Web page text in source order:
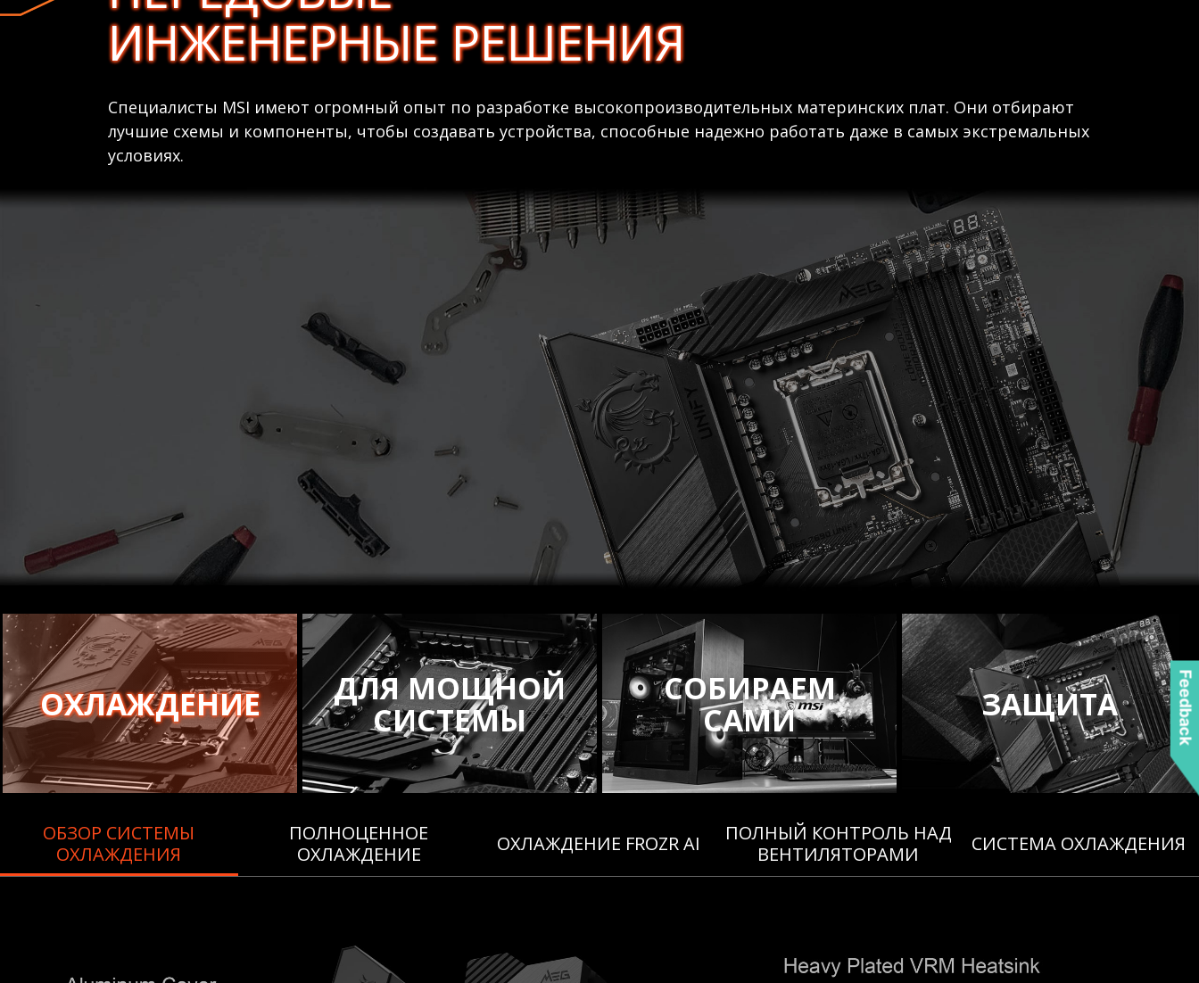
ИНЖЕНЕРНЫЕ РЕШЕНИЯ
Специалисты MSI имеют огромный опыт по разработке высокопроизводительных материнских плат. Они отбирают
лучшие схемы и компоненты, чтобы создавать устройства, способные надежно работать даже в самых экстремальных
условиях.
ОХЛАЖДЕНИЕ ДЛЯ МОЩНОЙ
СИСТЕМЫ
СОБИРАЕМ
САМИ ЗАЩИТА
ОБЗОР СИСТЕМЫ
ОХЛАЖДЕНИЯ
ПОЛНОЦЕННОЕ
ОХЛАЖДЕНИЕ
ОХЛАЖДЕНИЕ FROZR AI
ПОЛНЫЙ КОНТРОЛЬ НАД
ВЕНТИЛЯТОРАМИ
CИСТЕМА ОХЛАЖДЕНИЯ
Feedback